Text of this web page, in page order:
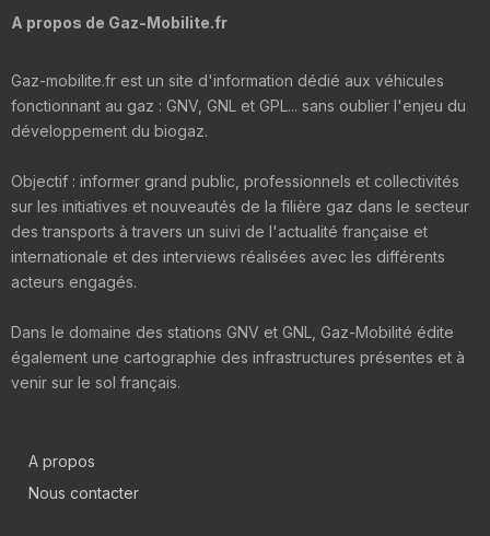
A propos de Gaz-Mobilite.fr
Gaz-mobilite.fr est un site d'information dédié aux véhicules
fonctionnant au gaz : GNV, GNL et GPL... sans oublier l'enjeu du
développement du biogaz.
Objectif : informer grand public, professionnels et collectivités
sur les initiatives et nouveautés de la filière gaz dans le secteur
des transports à travers un suivi de l'actualité française et
internationale et des interviews réalisées avec les différents
acteurs engagés.
Dans le domaine des stations GNV et GNL, Gaz-Mobilité édite
également une cartographie des infrastructures présentes et à
venir sur le sol français.
A propos
Nous contacter